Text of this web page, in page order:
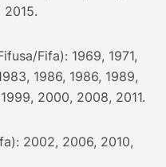
2015.
Fifa): 1969, 1971,
1986, 1986, 1989,
2000, 2008, 2011.
2002, 2006, 2010,